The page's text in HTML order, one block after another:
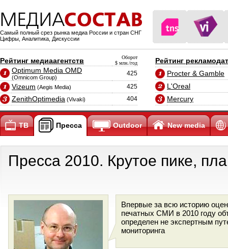
Самый полный срез рынка медиа России и стран СНГ
Цифры, Аналитика, Дискуссии
Рейтинг медиаагентств
Оборот
$ млн./год
Optimum Media OMD
(Omnicom Group)
425
Vizeum (Aegis Media) 425
ZenithOptimedia (Vivaki) 404
Рейтинг
Procter & Gamble
L'Oreal
Mercury
ТВ Пресса Outdoor New media
Пресса 2010. Крутое пике,
Впервые за всю историю
печатных СМИ в 2010 году
определен не экспертным
мониторинга